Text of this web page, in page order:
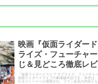
映画『仮面ライダー
ライズ・フューチャ
じ＆見どころ徹底レビ
『仮面ライダードライブ サプライズ・フューチャ
仮面ライダードライブの劇場版作品です。本作は
わるストーリーが展開され、ファン必見の内容と